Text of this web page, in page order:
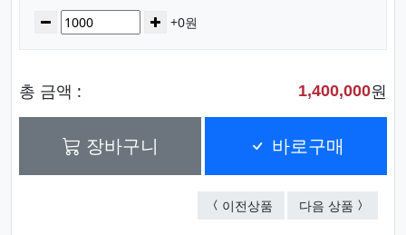
수량감소 증가+0원
총 금액 : 1,400,000원
장바구니 바로구매
이전상품 다음 상품 기업 쇼